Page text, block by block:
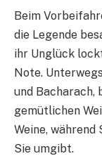
Beim
die Legende
ihr Unglück
Note.
und Bacharach,
gemütlichen
Weine, während
Sie umgibt.